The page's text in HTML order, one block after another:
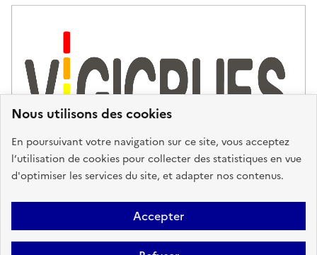
Nous utilisons des cookies
En poursuivant votre navigation sur ce site, vous acceptez
l’utilisation de cookies pour collecter des statistiques en vue
d'optimiser les services du site, et adapter nos contenus.
Accepter
Légales
Données personnelles Gestion des cookies
FAQ